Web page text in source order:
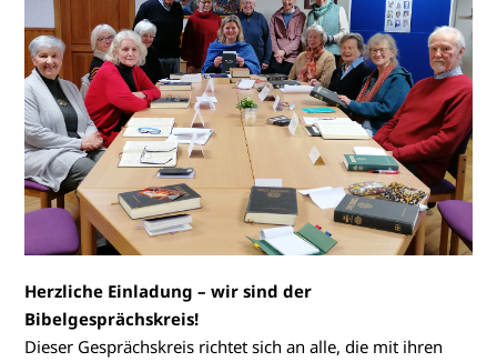
Herzliche Einladung – wir sind der
Bibelgesprächskreis!
Dieser Gesprächskreis richtet sich an alle, die mit ihren